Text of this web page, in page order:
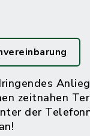
zeitnahen
der